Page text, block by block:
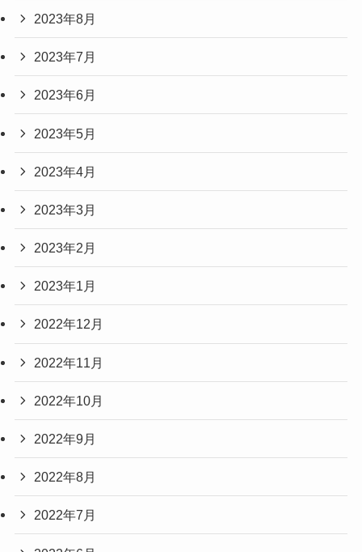
2023年8月
2023年7月
2023年6月
2023年5月
2023年4月
2023年3月
2023年2月
2023年1月
2022年12月
2022年11月
2022年10月
2022年9月
2022年8月
2022年7月